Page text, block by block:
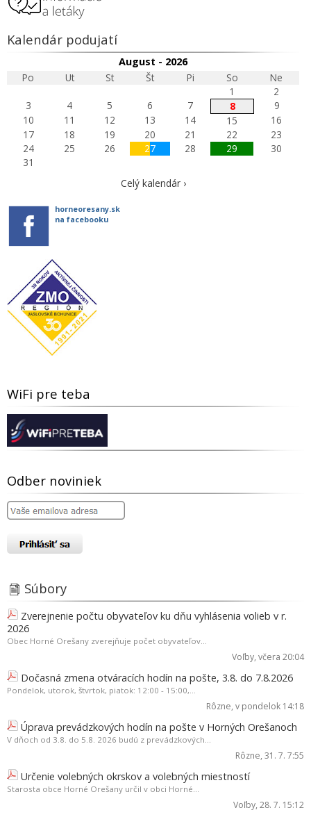
Kalendár podujatí
August - 2026
Po
Ut St Št Pi So
Ne
1
2
3
4 5 6 7 8
9
10
11 12 13 14 15
16
17
18 19 20 21 22
23
24
25 26 27 28 29
30
31
Celý kalendár ›
horneoresany.sk
na facebooku
WiFi pre teba
Odber noviniek
Súbory
Zverejnenie počtu obyvateľov ku dňu vyhlásenia volieb v r.
2026
Obec Horné Orešany zverejňuje počet obyvateľov...
Voľby, včera 20:04
Dočasná zmena otváracích hodín na pošte, 3.8. do 7.8.2026
Pondelok, utorok, štvrtok, piatok: 12:00 - 15:00,...
Rôzne, v pondelok 14:18
Úprava prevádzkových hodín na pošte v Horných Orešanoch
V dňoch od 3.8. do 5.8. 2026 budú z prevádzkových...
Rôzne, 31. 7. 7:55
Určenie volebných okrskov a volebných miestností
Starosta obce Horné Orešany určil v obci Horné...
Voľby, 28. 7. 15:12